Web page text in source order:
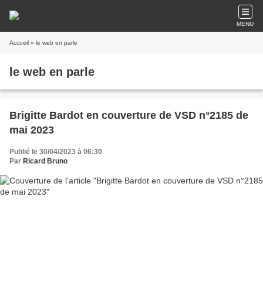
MENU
Accueil » le web en parle
le web en parle
Brigitte Bardot en couverture de VSD n°2185 de
mai 2023
Publié le 30/04/2023 à 06:30
Par Ricard Bruno